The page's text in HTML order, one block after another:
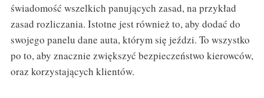
świadomość wszelkich panujących zasad, na przykład
zasad rozliczania. Istotne jest również to, aby dodać do
swojego panelu dane auta, którym się jeździ. To wszystko
po to, aby znacznie zwiększyć bezpieczeństwo kierowców,
oraz korzystających klientów.